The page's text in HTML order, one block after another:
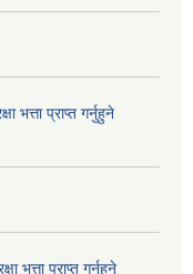
भत्ता प्राप्त गर्नुहुने
भत्ता प्राप्त गर्नुहुने